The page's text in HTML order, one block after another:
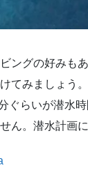
ングの好みも
てみましょう
ぐらいが潜水
ん。潜水計画